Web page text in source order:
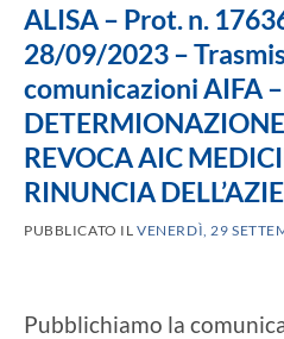
ALISA – Prot. n.
28/09/2023 –
comunicazioni AIFA –
REVOCA AIC
RINUNCIA
PUBBLICATO ILVENERDÌ, 29
Pubblichiamo la